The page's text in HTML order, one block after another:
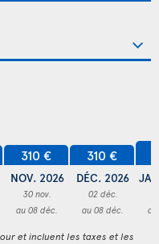
310 €
NOV. 2026
30 nov.
au 08 déc.
310 €
DÉC. 2026
02 déc.
au 08 déc.
et incluent les taxes et les